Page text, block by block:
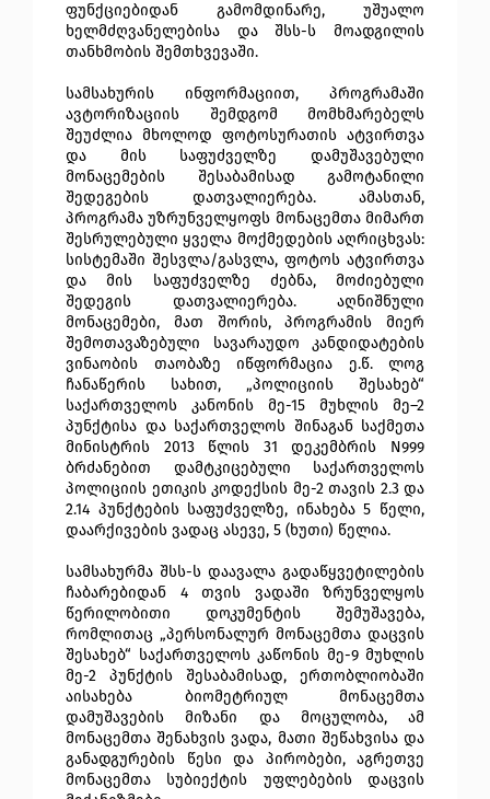
ფუნქციებიდან გამომდინარე, უშუალო
ხელმძღვანელებისა და შსს-ს მოადგილის
თანხმობის შემთხვევაში.
სამსახურის ინფორმაციით, პროგრამაში
ავტორიზაციის შემდგომ მომხმარებელს
შეუძლია მხოლოდ ფოტოსურათის ატვირთვა
და მის საფუძველზე დამუშავებული
მონაცემების შესაბამისად გამოტანილი
შედეგების დათვალიერება. ამასთან,
პროგრამა უზრუნველყოფს მონაცემთა მიმართ
შესრულებული ყველა მოქმედების აღრიცხვას:
სისტემაში შესვლა/გასვლა, ფოტოს ატვირთვა
და მის საფუძველზე ძებნა, მოძიებული
შედეგის დათვალიერება. აღნიშნული
მონაცემები, მათ შორის, პროგრამის მიერ
შემოთავაზებული სავარაუდო კანდიდატების
ვინაობის თაობაზე იწფორმაცია ე.წ. ლოგ
ჩანაწერის სახით, „პოლიციის შესახებ“
საქართველოს კანონის მე-15 მუხლის მე–2
პუნქტისა და საქართველოს შინაგან საქმეთა
მინისტრის 2013 წლის 31 დეკემბრის N999
ბრძანებით დამტკიცებული საქართველოს
პოლიციის ეთიკის კოდექსის მე-2 თავის 2.3 და
2.14 პუნქტების საფუძველზე, ინახება 5 წელი,
დაარქივების ვადაც ასევე, 5 (ხუთი) წელია.
სამსახურმა შსს-ს დაავალა გადაწყვეტილების
ჩაბარებიდან 4 თვის ვადაში ზრუნველყოს
წერილობითი დოკუმენტის შემუშავება,
რომლითაც „პერსონალურ მონაცემთა დაცვის
შესახებ“ საქართველოს კაწონის მე-9 მუხლის
მე-2 პუნქტის შესაბამისად, ერთობლიობაში
აისახება ბიომეტრიულ მონაცემთა
დამუშავების მიზანი და მოცულობა, ამ
მონაცემთა შენახვის ვადა, მათი შეწახვისა და
განადგურების წესი და პირობები, აგრეთვე
მონაცემთა სუბიექტის უფლებების დაცვის